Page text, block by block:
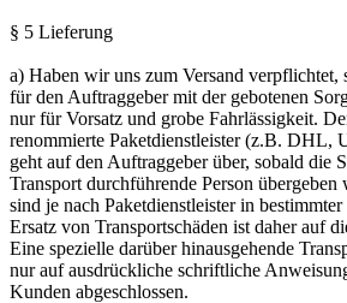
§ 5 Lieferung
a) Haben wir uns zum Versand verpflichtet,
für den Auftraggeber mit der gebotenen
nur für Vorsatz und grobe Fahrlässigkeit.
renommierte Paketdienstleister (z.B. DHL,
geht auf den Auftraggeber über, sobald die
Transport durchführende Person
sind je nach Paketdienstleister in
Ersatz von Transportschäden ist daher auf
Eine spezielle darüber hinausgehende
nur auf ausdrückliche schriftliche
Kunden abgeschlossen.